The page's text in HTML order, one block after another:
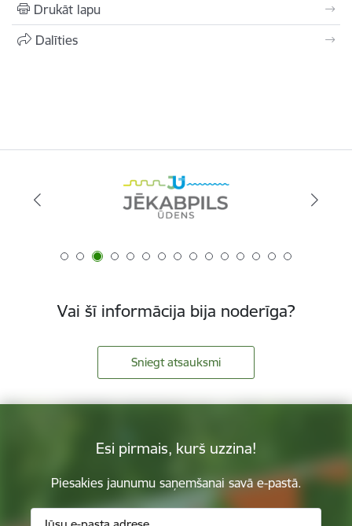
Drukāt lapu
Dalīties
Vai šī informācija bija noderīga?
Sniegt atsauksmi
Esi pirmais, kurš uzzina!
Piesakies jaunumu saņemšanai savā e-pastā.